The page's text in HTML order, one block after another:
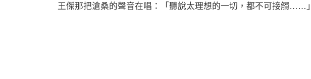
王傑那把滄桑的聲音在唱：「聽說太理想的一切，都不可接觸……」